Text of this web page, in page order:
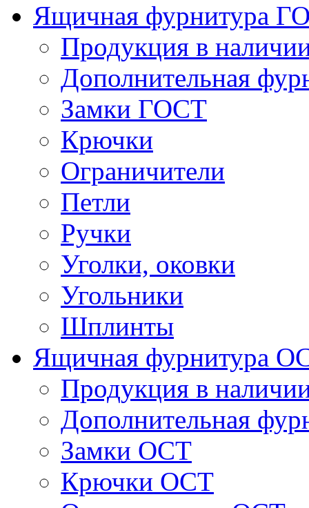
Ящичная фурнитура
Продукция в
Дополнительная
Замки ГОСТ
Крючки
Ограничители
Петли
Ручки
Уголки, оковки
Угольники
Шплинты
Ящичная фурнитура
Продукция в
Дополнительная
Замки ОСТ
Крючки ОСТ